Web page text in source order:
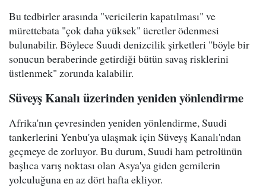
Bu tedbirler arasında "vericilerin kapatılması" ve
mürettebata "çok daha yüksek" ücretler ödenmesi
bulunabilir. Böylece Suudi denizcilik şirketleri "böyle bir
sonucun beraberinde getirdiği bütün savaş risklerini
üstlenmek" zorunda kalabilir.
Süveyş Kanalı üzerinden yeniden yönlendirme
Afrika'nın çevresinden yeniden yönlendirme, Suudi
tankerlerini Yenbu'ya ulaşmak için Süveyş Kanalı'ndan
geçmeye de zorluyor. Bu durum, Suudi ham petrolünün
başlıca varış noktası olan Asya'ya giden gemilerin
yolculuğuna en az dört hafta ekliyor.